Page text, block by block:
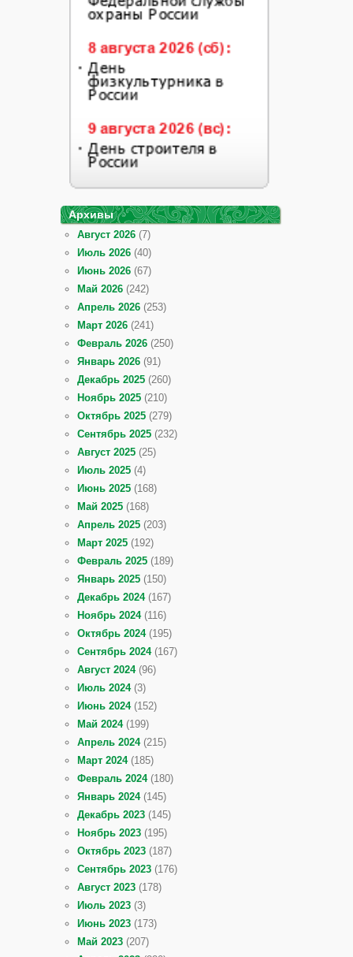
Архивы
Август 2026 (7)
Июль 2026 (40)
Июнь 2026 (67)
Май 2026 (242)
Апрель 2026 (253)
Март 2026 (241)
Февраль 2026 (250)
Январь 2026 (91)
Декабрь 2025 (260)
Ноябрь 2025 (210)
Октябрь 2025 (279)
Сентябрь 2025 (232)
Август 2025 (25)
Июль 2025 (4)
Июнь 2025 (168)
Май 2025 (168)
Апрель 2025 (203)
Март 2025 (192)
Февраль 2025 (189)
Январь 2025 (150)
Декабрь 2024(167)
Ноябрь 2024(116)
Октябрь 2024(195)
Сентябрь 2024(167)
Август 2024(96)
Июль 2024(3)
Июнь 2024(152)
Май 2024(199)
Апрель 2024(215)
Март 2024(185)
Февраль 2024(180)
Январь 2024(145)
Декабрь 2023 (145)
Ноябрь 2023 (195)
Октябрь 2023 (187)
Сентябрь 2023 (176)
Август 2023 (178)
Июль 2023 (3)
Июнь 2023 (173)
Май 2023 (207)